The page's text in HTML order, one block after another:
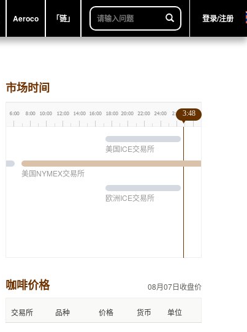
Aeroco 「链」 登录/注册
市场时间
美国ICE交易所
美国NYMEX交易所
欧洲ICE交易所
3:48
咖啡价格 08月07日收盘价
交易所 品种 价格 货币 单位